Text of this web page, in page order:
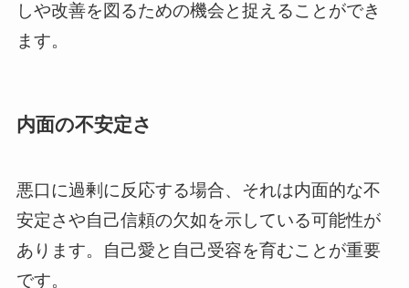
しや改善を図るための機会と捉えることができ
ます。
内面の不安定さ
悪口に過剰に反応する場合、それは内面的な不
安定さや自己信頼の欠如を示している可能性が
あります。自己愛と自己受容を育むことが重要
です。